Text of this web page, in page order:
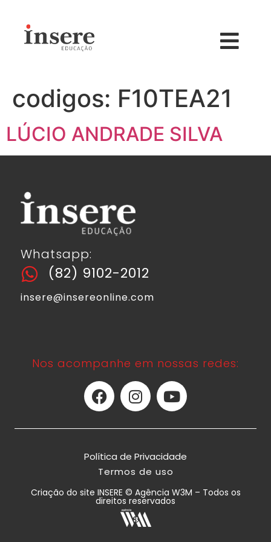
codigos: F10TEA21
LÚCIO ANDRADE SILVA
Whatsapp:
(82) 9102-2012
insere@insereonline.com
Nos acompanhe em nossas redes:
Política de Privacidade
Termos de uso
Criação do site INSERE © Agência W3M – Todos os
direitos reservados